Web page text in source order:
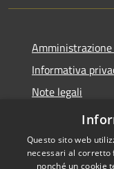
Informativa
Note legali
Dichiarazione di
Questo sito web
necessari al corretto
nonché un cookie